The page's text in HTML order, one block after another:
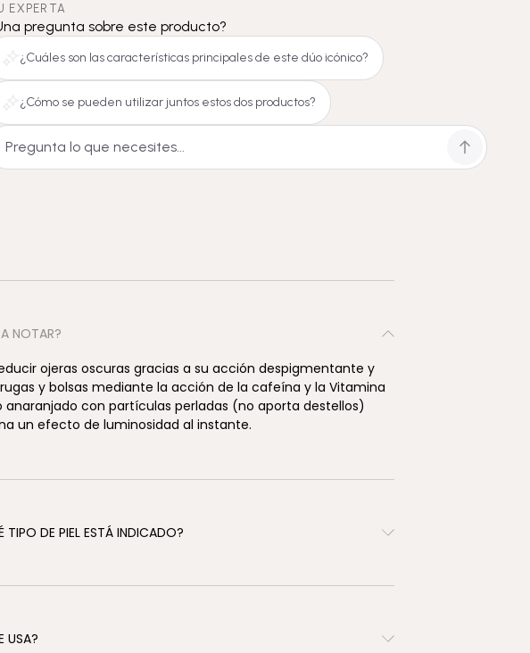
EXPERTA
pregunta sobre este producto?
¿Cuáles son las características principales de este dúo icónico?
¿Cómo se pueden utilizar juntos estos dos productos?
NOTAR?
ojeras oscuras gracias a su acción despigmentante y
y bolsas mediante la acción de la cafeína y la Vitamina
anaranjado con partículas perladas (no aporta destellos)
un efecto de luminosidad al instante.
TIPO DE PIEL ESTÁ INDICADO?
USA?